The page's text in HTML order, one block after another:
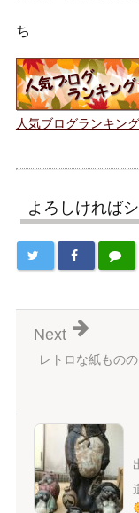
ち
人気ブログランキング
よろしければ
レトロな紙もの
Next